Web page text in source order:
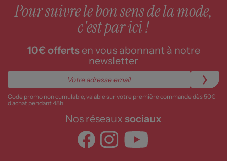
Pour suivre le bon sens de la mode,
c'est par ici !
10€ offertsen vous abonnant à notre
newsletter
Code promo non cumulable, valable sur votre première commande dès 50€
d’achat pendant 48h
Nos réseaux sociaux